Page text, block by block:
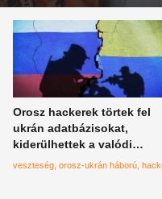
Orosz hackerek törtek fel
ukrán adatbázisokat,
kiderülhettek a valódi
veszteséget, Zelenszkij nem
veszteség orosz-ukrán háború